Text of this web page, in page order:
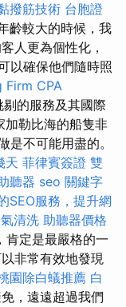
撥筋技術 台胞證
齡較大的時候，我
人更為個性化，
以確保他們隨時照
Firm CPA
的服務及其國際
加勒比海的船隻非
不可能用盡的。
天 菲律賓簽證 雙
聽器 seo 關鍵字
SEO服務，提升網
清洗 助聽器價格
肯定是最嚴格的一
非常有效地發現
園除白蟻推薦 白
，遠遠超過我們